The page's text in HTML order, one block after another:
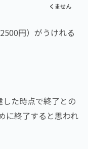
くません
円）がうけれる
た時点で終了との
に終了すると思われ